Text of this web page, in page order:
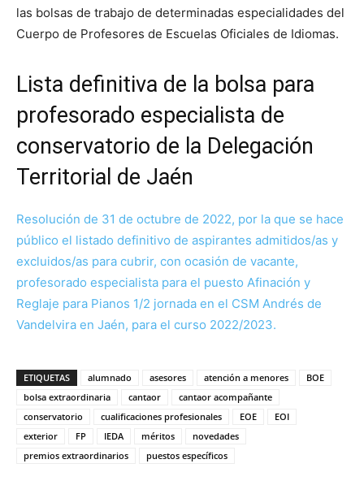
las bolsas de trabajo de determinadas especialidades del
Cuerpo de Profesores de Escuelas Oficiales de Idiomas.
Lista definitiva de la bolsa para
profesorado especialista de
conservatorio de la Delegación
Territorial de Jaén
Resolución de 31 de octubre de 2022, por la que se hace
público el listado definitivo de aspirantes admitidos/as y
excluidos/as para cubrir, con ocasión de vacante,
profesorado especialista para el puesto Afinación y
Reglaje para Pianos 1/2 jornada en el CSM Andrés de
Vandelvira en Jaén, para el curso 2022/2023.
ETIQUETAS alumnado asesores atención a menores
BOE
bolsa extraordinaria
cantaor
cantaor acompañante
conservatorio
cualificaciones profesionales EOE
EOI
exterior
FP IEDA méritos
novedades
premios extraordinarios
puestos específicos